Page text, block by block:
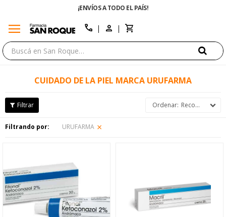
¡ENVÍOS A TODO EL PAÍS!
menu call
CUIDADO DE LA PIEL MARCA URUFARMA
Recomendados
Filtrando por: URUFARMA
close